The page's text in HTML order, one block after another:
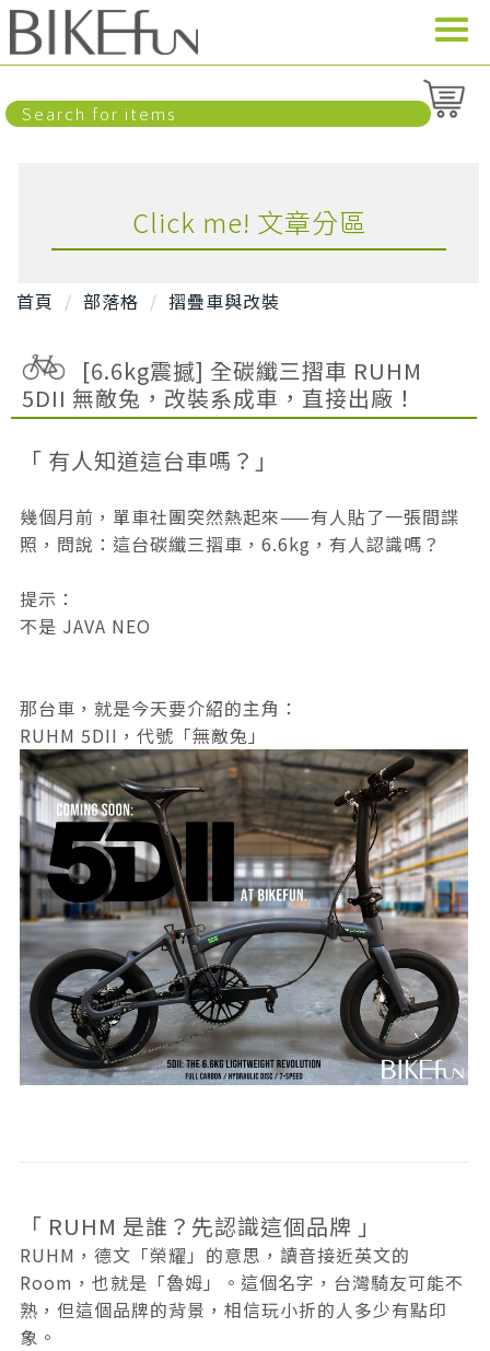
Click me! 文章分區
首頁 部落格 摺疊車與改裝
[6.6kg震撼] 全碳纖三摺車 RUHM
5DII 無敵兔，改裝系成車，直接出廠！
「 有人知道這台車嗎？」
幾個月前，單車社團突然熱起來——有人貼了一張間諜
照，問說：這台碳纖三摺車，6.6kg，有人認識嗎？
提示：
不是 JAVA NEO
那台車，就是今天要介紹的主角：
RUHM 5DII，代號「無敵兔」
「 RUHM 是誰？先認識這個品牌 」
RUHM，德文「榮耀」的意思，讀音接近英文的
Room，也就是「魯姆」。這個名字，台灣騎友可能不
熟，但這個品牌的背景，相信玩小折的人多少有點印
象。